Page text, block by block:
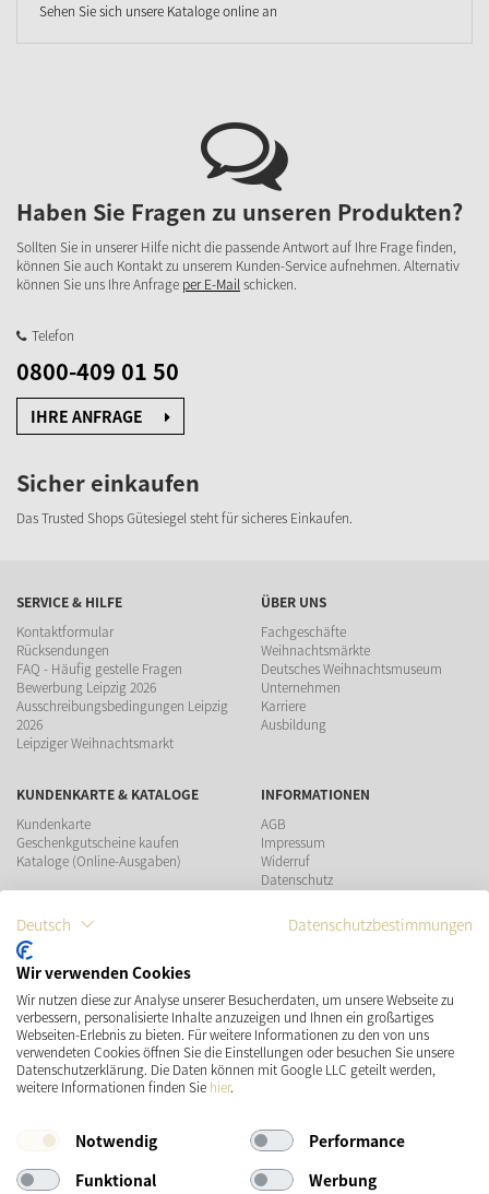
Sehen Sie sich unsere Kataloge online an
Haben Sie Fragen zu unseren Produkten?
Sollten Sie in unserer Hilfe nicht die passende Antwort auf Ihre Frage finden,
können Sie auch Kontakt zu unserem Kunden-Service aufnehmen. Alternativ
können Sie uns Ihre Anfrage per E-Mailschicken.
Telefon
0800-409 01 50
IHRE ANFRAGE
Sicher einkaufen
Das Trusted Shops Gütesiegel steht für sicheres Einkaufen.
SERVICE & HILFE
Kontaktformular
Rücksendungen
FAQ - Häufig gestelle Fragen
Bewerbung Leipzig 2026
Ausschreibungsbedingungen Leipzig
2026
Leipziger Weihnachtsmarkt
ÜBER UNS
Fachgeschäfte
Weihnachtsmärkte
Deutsches Weihnachtsmuseum
Unternehmen
Karriere
Ausbildung
KUNDENKARTE & KATALOGE
Kundenkarte
Geschenkgutscheine kaufen
Kataloge (Online-Ausgaben)
INFORMATIONEN
AGB
Impressum
Widerruf
Datenschutz
ZAHLUNGSMÖGLICHKEITEN
VERSAND SOCIAL MEDIA
Deutsch Datenschutzbestimmungen
Wir verwenden Cookies
Wir nutzen diese zur Analyse unserer Besucherdaten, um unsere Webseite zu
verbessern, personalisierte Inhalte anzuzeigen und Ihnen ein großartiges
Webseiten-Erlebnis zu bieten. Für weitere Informationen zu den von uns
verwendeten Cookies öffnen Sie die Einstellungen oder besuchen Sie unsere
Datenschutzerklärung. Die Daten können mit Google LLC geteilt werden,
weitere Informationen finden Sie hier.
Notwendig
Performance
Funktional
Werbung